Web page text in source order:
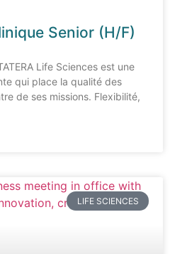
Senior (H/F)
Life Sciences est une
qui place la qualité des
de ses missions. Flexibilité,
LIFE SCIENCES